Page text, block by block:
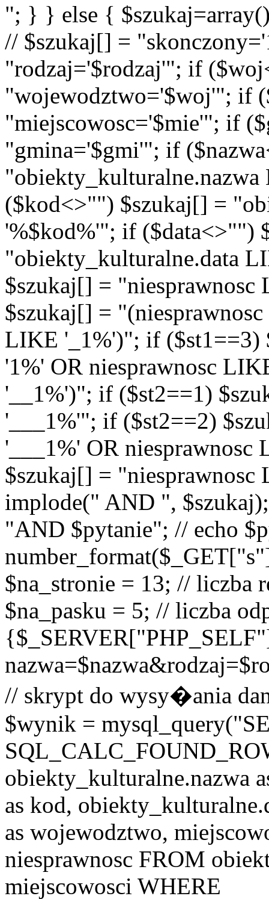
"; } } else {
// $szukaj[] =
"rodzaj='$rodzaj'"; if
"wojewodztwo='$woj'"; if
"miejscowosc='$mie'"; if
"gmina='$gmi'"; if
($kod<>"") $szukaj[] =
'%$kod%'"; if ($data<>"")
"obiekty_kulturalne.data
$szukaj[] =
$szukaj[] =
LIKE '_1%')"; if ($st1==3)
'1%' OR niesprawnosc
'__1%')"; if ($st2==1)
'___1%'"; if ($st2==2)
'___1%' OR
$szukaj[] =
implode(" AND ",
"AND $pytanie"; // echo
$na_stronie = 13; // liczba
$na_pasku = 5; // liczba
// skrypt do wysy�ania
$wynik =
obiekty_kulturalne.nazwa
as kod,
as wojewodztwo,
niesprawnosc FROM
miejscowosci WHERE